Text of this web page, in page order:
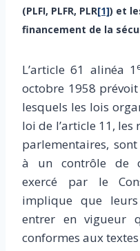
(PLFI, PLFR, PLR[1]) et
financement de la
L’article 61 alinéa 1
octobre 1958
lesquels les lois
loi de l’article 11, les
parlementaires,
à un contrôle de
exercé par le
implique que
entrer en vigueur
conformes aux